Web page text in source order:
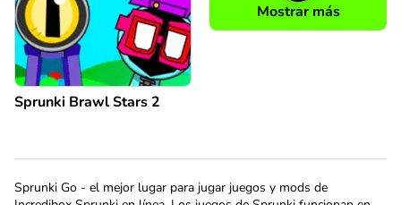
Sprunki Brawl Stars 2
Mostrar más
Sprunki Go - el mejor lugar para jugar juegos y mods de